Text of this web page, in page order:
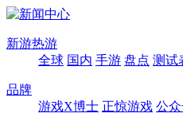
新游热游
全球 国内 手游 盘点 测试
品牌
游戏X博士 正惊游戏 公